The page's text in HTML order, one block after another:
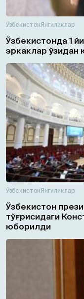
ЎзбекистонЯнгиликлар
Ўзбекистонда 1
эркаклар ўзидан
ЎзбекистонЯнгиликлар
Ўзбекистон
тўғрисидаги
юборилди